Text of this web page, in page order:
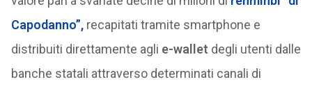
Capodanno”, recapitati tramite smartphone e
distribuiti direttamente agli e-wallet degli utenti dalle
banche statali attraverso determinati canali di